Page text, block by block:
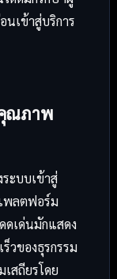
นเข้าสู่บริการ
ณภาพ
ะบบเข้าสู่
พลตฟอร์ม
ดเด่นมักแสดง
วของธุรกรรม
สถียรโดย